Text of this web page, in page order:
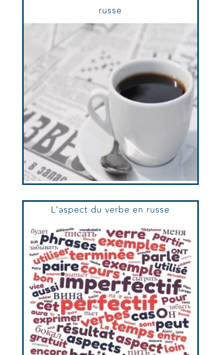
russe
L'aspect du verbe en russe